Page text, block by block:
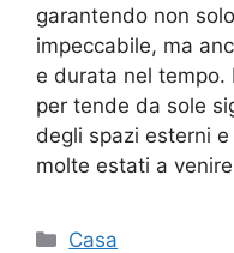
garantendo non
impeccabile, ma
e durata nel tempo.
per tende da sole
degli spazi esterni
molte estati a
Categorie
Casa